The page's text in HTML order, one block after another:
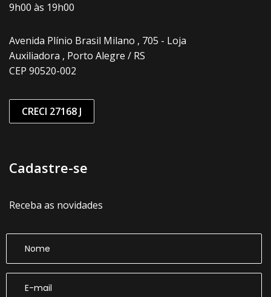
9h00 às 19h00
Avenida Plínio Brasil Milano , 705 - Loja
Auxiliadora , Porto Alegre / RS
CEP 90520-002
CRECI 27168 J
Cadastre-se
Receba as novidades